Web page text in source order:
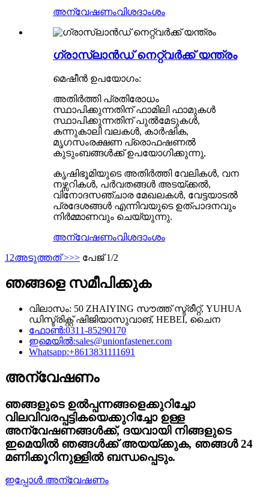
അന്വേഷണംവിശദാംശം
ഗ്രാസ്ലാൻഡ് നെറ്റ്വർക്ക് യന്ത്രം
മെഷീൻ ഉപയോഗം:
അതിർത്തി പ്രതിരോധം
സ്ഥാപിക്കുന്നതിന് ഫാമിലി ഫാമുകൾ
സ്ഥാപിക്കുന്നതിന് പുൽമേടുകൾ,
കന്നുകാലി വലകൾ, കാർഷിക,
മൃഗസംരക്ഷണ പ്രൊഫഷണൽ
കുടുംബങ്ങൾക്ക് ഉപയോഗിക്കുന്നു,
കൃഷിഭൂമിയുടെ അതിർത്തി വേലികൾ, വന
നഴ്സറികൾ, പർവതങ്ങൾ അടയ്ക്കൽ,
വിനോദസഞ്ചാര മേഖലകൾ, വേട്ടയാടൽ
പ്രദേശങ്ങൾ എന്നിവയുടെ ഉത്പാദനവും
നിർമ്മാണവും ചെയ്യുന്നു.
അന്വേഷണംവിശദാംശം
1 2അടുത്തത് >>> പേജ് 1/2
ഞങ്ങളെ സമീപിക്കുക
വിലാസം: 50 ZHAIYING സൗത്ത് സ്ട്രീറ്റ്, YUHUA
ഡിസ്ട്രിക്റ്റ് ഷിജിയാസുവാങ്, HEBEI, ചൈന
ഫോൺ:0311-85290170
ഇമെയിൽ:sales@unionfastener.com
Whatsapp:+8613831111691
അന്വേഷണം
ഞങ്ങളുടെ ഉൽപ്പന്നങ്ങളെക്കുറിച്ചോ
വിലവിവരപ്പട്ടികയെക്കുറിച്ചോ ഉള്ള
അന്വേഷണങ്ങൾക്ക്, ദയവായി നിങ്ങളുടെ
ഇമെയിൽ ഞങ്ങൾക്ക് അയയ്ക്കുക, ഞങ്ങൾ 24
മണിക്കൂറിനുള്ളിൽ ബന്ധപ്പെടും.
ഇപ്പോൾ അന്വേഷണം